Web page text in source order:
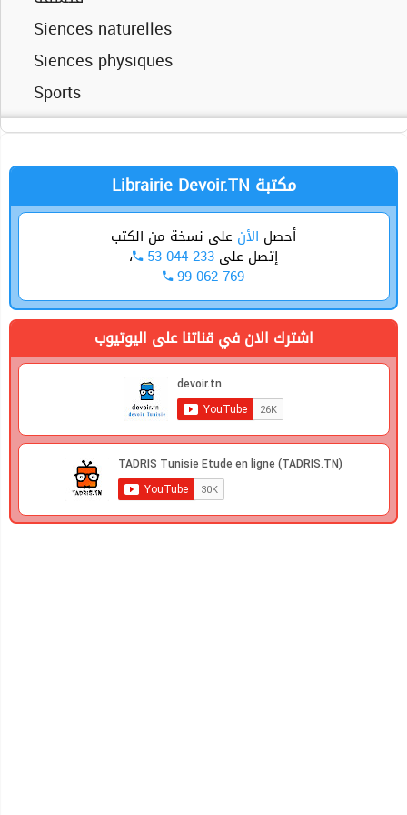
Siences naturelles
Siences physiques
Sports
Technique
Siences physiques
Technique
Librairie Devoir.TN مكتبة
أحصل الأن على نسخة من الكتب
إتصل على 53 044 233 ،
99 062 769
اشترك الان في قناتنا على اليوتيوب